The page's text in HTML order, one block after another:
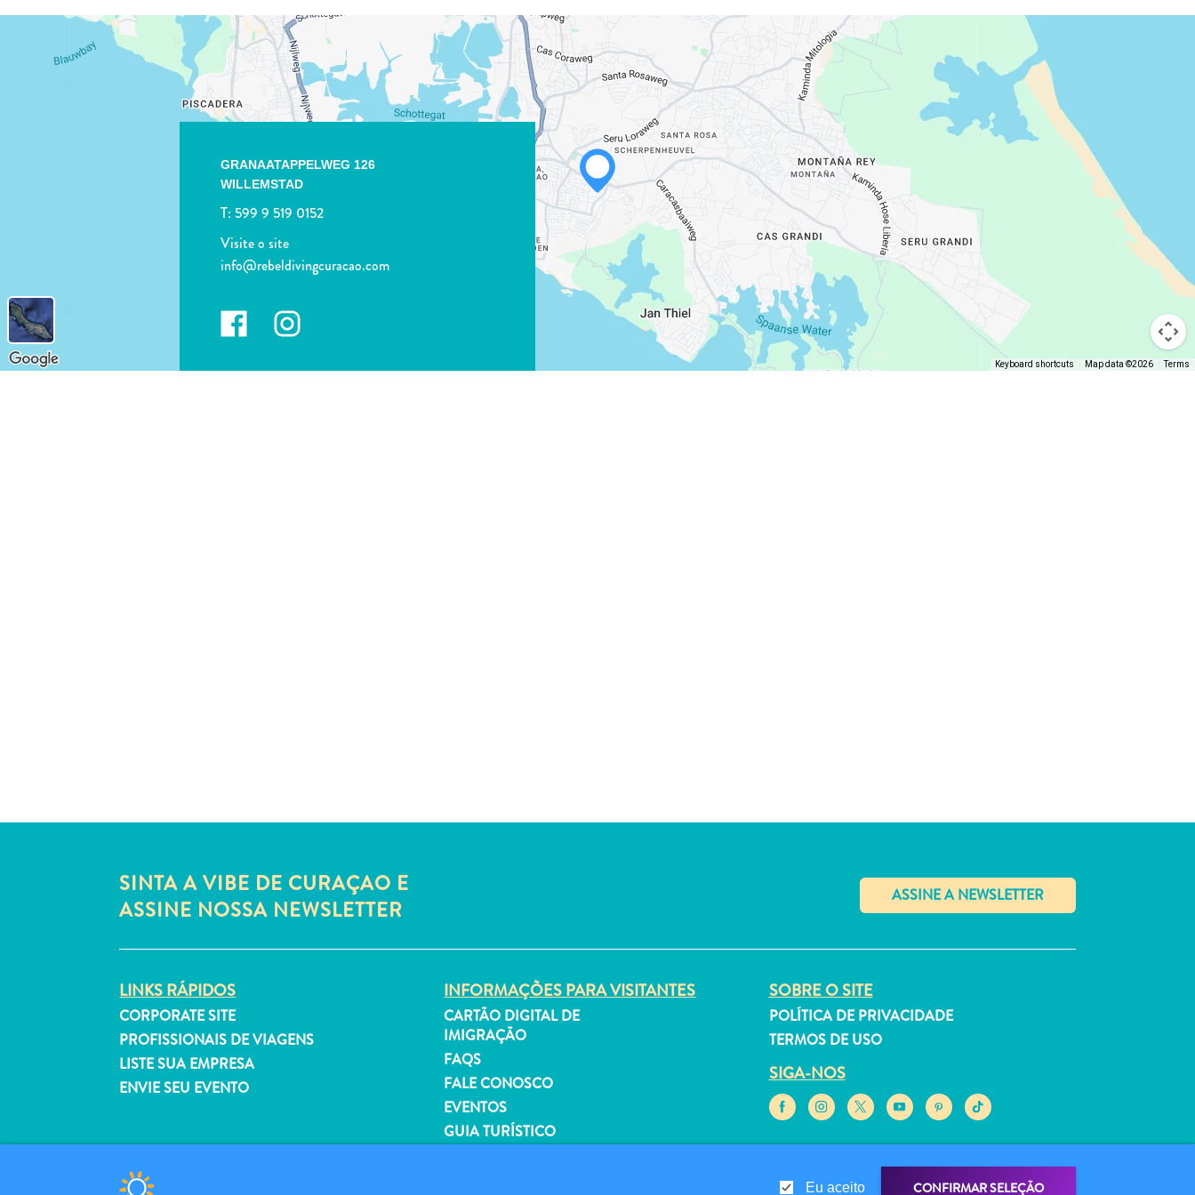
GRANAATAPPELWEG 126
WILLEMSTAD
T: 599 9 519 0152
Visite o site
info@rebeldivingcuracao.com
Keyboard shortcuts Map data ©2026 Terms
SINTA A VIBE DE CURAÇAO E
ASSINE NOSSA NEWSLETTER
✕
LINKS RÁPIDOS
CORPORATE SITE
PROFISSIONAIS DE VIAGENS
LISTE SUA EMPRESA
ENVIE SEU EVENTO
INFORMAÇÕES PARA VISITANTES
CARTÃO DIGITAL DE
IMIGRAÇÃO
FAQS
FALE CONOSCO
EVENTOS
GUIA TURÍSTICO
SOBRE O SITE
POLÍTICA DE PRIVACIDADE
TERMOS DE USO
SIGA-NOS
Eu aceito CONFIRMAR SELEÇÃO